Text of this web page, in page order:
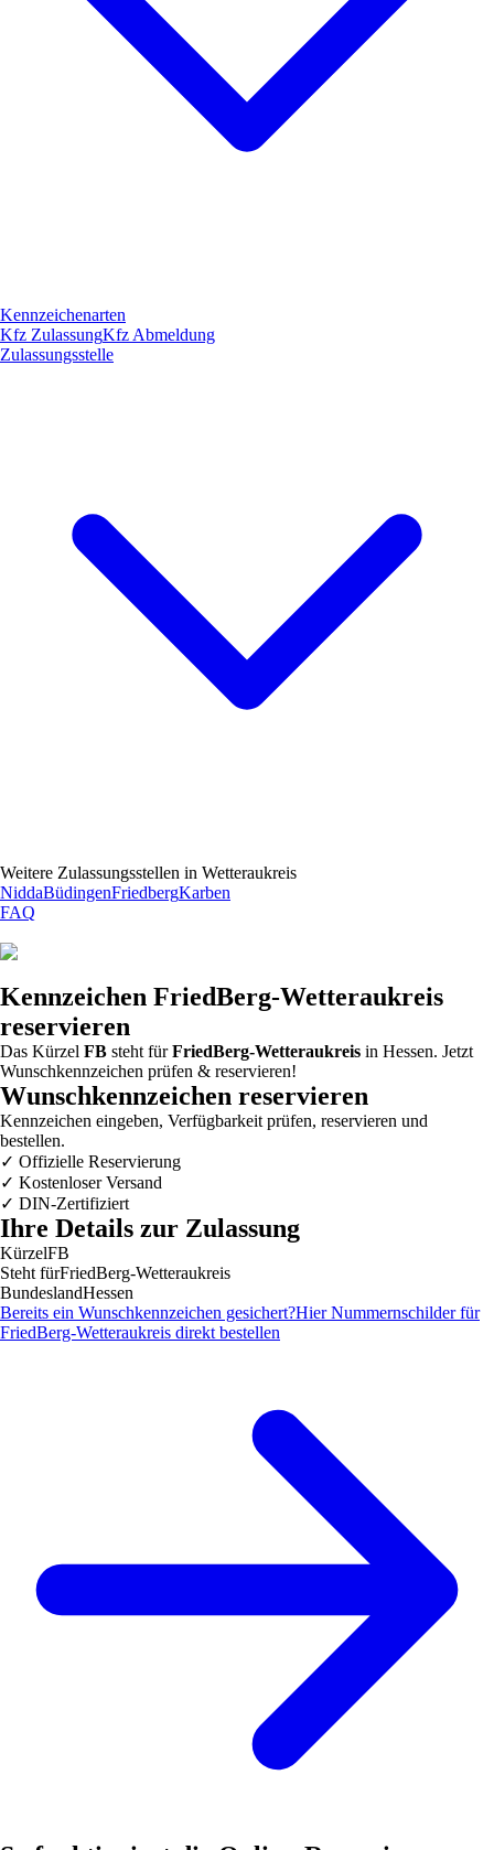
Kennzeichenarten
Kfz ZulassungKfz Abmeldung
Zulassungsstelle
Weitere Zulassungsstellen in Wetteraukreis
NiddaBüdingenFriedbergKarben
FAQ
Kennzeichen FriedBerg-Wetteraukreis
reservieren
Das Kürzel FB steht fürFriedBerg-Wetteraukreis in Hessen. Jetzt
Wunschkennzeichen prüfen & reservieren!
Wunschkennzeichen reservieren
Kennzeichen eingeben, Verfügbarkeit prüfen, reservieren und
bestellen.
✓ Offizielle Reservierung
✓ Kostenloser Versand
✓ DIN-Zertifiziert
Ihre Details zur Zulassung
KürzelFB
Steht fürFriedBerg-Wetteraukreis
BundeslandHessen
Bereits ein Wunschkennzeichen gesichert?Hier Nummernschilder für
FriedBerg-Wetteraukreis direkt bestellen